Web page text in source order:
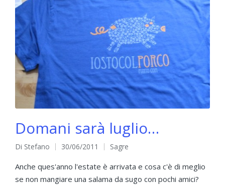
Domani sarà luglio…
Pubblicato
da
Di Stefano 30/06/2011
Pubblicato
in
Sagre
Anche ques'anno l'estate è arrivata e cosa c'è di meglio
se non mangiare una salama da sugo con pochi amici?